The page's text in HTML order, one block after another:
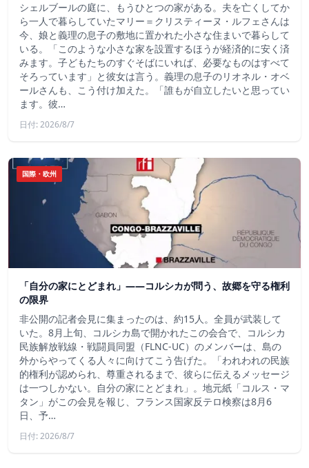
シェルブールの庭に、もうひとつの家がある。夫を亡くしてか
ら一人で暮らしていたマリー＝クリスティーヌ・ルフェさんは
今、娘と義理の息子の敷地に置かれた小さな住まいで暮らして
いる。「このような小さな家を設置するほうが経済的に安く済
みます。子どもたちのすぐそばにいれば、必要なものはすべて
そろっています」と彼女は言う。義理の息子のリオネル・オベ
ールさんも、こう付け加えた。「誰もが自立したいと思ってい
ます。彼…
日付: 2026/8/7
国際・欧州
「自分の家にとどまれ」——コルシカが問う、故郷を守る権利
の限界
非公開の記者会見に集まったのは、約15人。全員が武装して
いた。8月上旬、コルシカ島で開かれたこの会合で、コルシカ
民族解放戦線・戦闘員同盟（FLNC-UC）のメンバーは、島の
外からやってくる人々に向けてこう告げた。「われわれの民族
的権利が認められ、尊重されるまで、彼らに伝えるメッセージ
は一つしかない。自分の家にとどまれ」。地元紙「コルス・マ
タン」がこの会見を報じ、フランス国家反テロ検察は8月6
日、予…
日付: 2026/8/7